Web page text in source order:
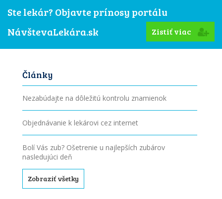
Ste lekár? Objavte prínosy portálu
NávštevaLekára.sk
Zistiť viac
Články
Nezabúdajte na dôležitú kontrolu znamienok
Objednávanie k lekárovi cez internet
Bolí Vás zub? Ošetrenie u najlepších zubárov
nasledujúci deň
Zobraziť všetky